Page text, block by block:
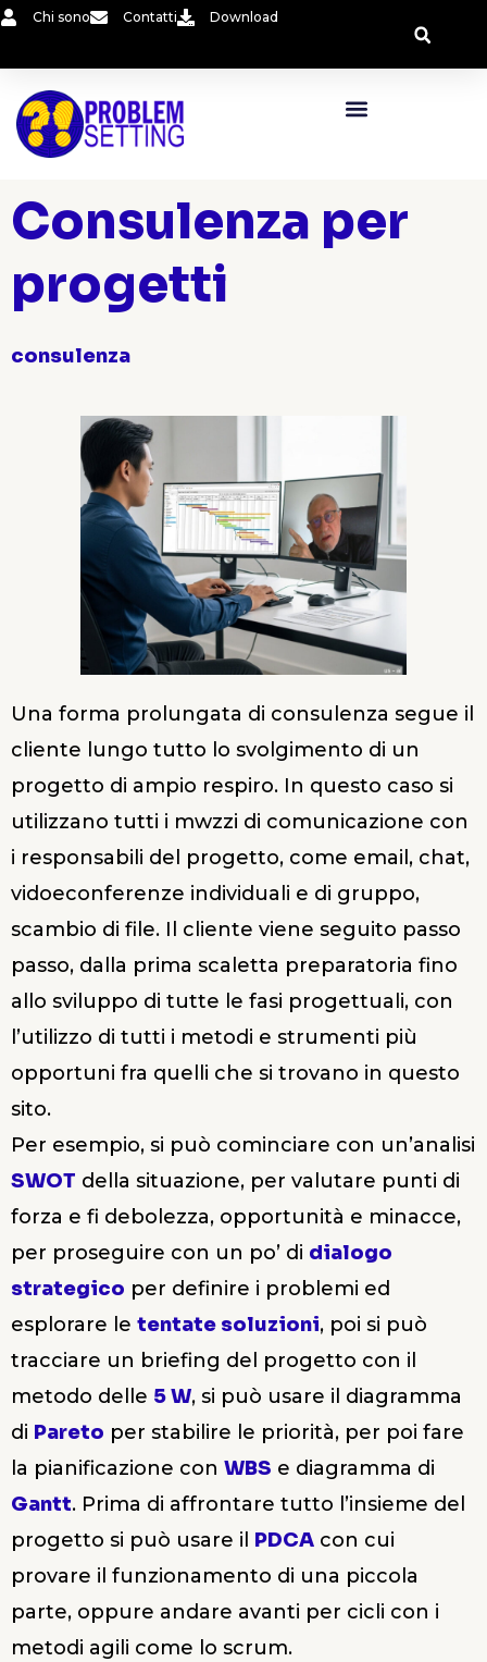
Vai
contenuto
Chi sono Contatti Download
Consulenza per
progetti
consulenza
Una forma prolungata di consulenza segue il
cliente lungo tutto lo svolgimento di un
progetto di ampio respiro. In questo caso si
utilizzano tutti i mwzzi di comunicazione con
i responsabili del progetto, come email, chat,
vidoeconferenze individuali e di gruppo,
scambio di file. Il cliente viene seguito passo
passo, dalla prima scaletta preparatoria fino
allo sviluppo di tutte le fasi progettuali, con
l’utilizzo di tutti i metodi e strumenti più
opportuni fra quelli che si trovano in questo
sito.
Per esempio, si può cominciare con un’analisi
SWOT della situazione, per valutare punti di
forza e fi debolezza, opportunità e minacce,
per proseguire con un po’ di dialogo
strategico per definire i problemi ed
esplorare le tentate soluzioni, poi si può
tracciare un briefing del progetto con il
metodo delle 5 W, si può usare il diagramma
di Pareto per stabilire le priorità, per poi fare
la pianificazione con WBS e diagramma di
Gantt. Prima di affrontare tutto l’insieme del
progetto si può usare il PDCA con cui
provare il funzionamento di una piccola
parte, oppure andare avanti per cicli con i
metodi agili come lo scrum.